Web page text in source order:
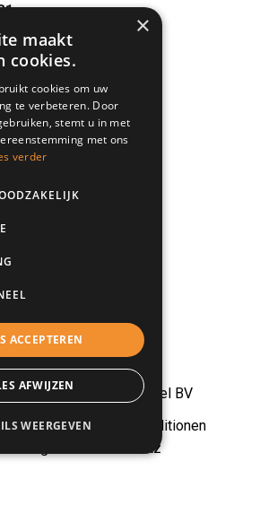
NL
– Bedrijfswagens Kessel BV
Bedingungen und Konditionen
Erklärung zum Datenschutz
×
maakt
cookies.
cookies om uw
te verbeteren. Door
stemt u in met
met ons
verder
ACCEPTEREN
AFWIJZEN
WEERGEVEN